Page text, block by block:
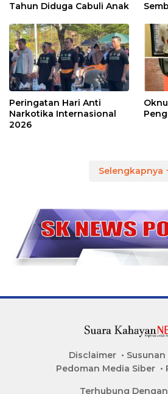
Tahun Diduga Cabuli Anak
Peringatan Hari Anti
Narkotika Internasional
2026
Selengkapnya
Disclaimer
Pedoman Media Siber
Terhubung